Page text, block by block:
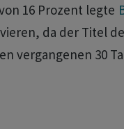
16 Prozent legte
da der Titel
vergangenen 30